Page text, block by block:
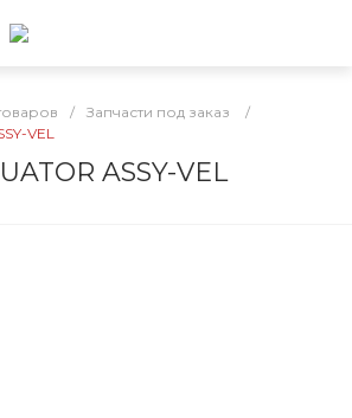
/ Запчасти под заказ
/
VEL
ASSY-VEL